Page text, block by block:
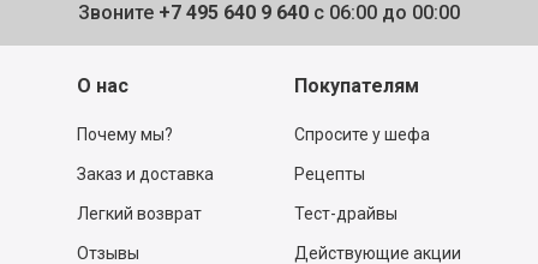
Звоните +7 495 640 9 640 с 06:00 до 00:00
О нас
Почему мы?
Заказ и доставка
Легкий возврат
Отзывы
Покупателям
Спросите у шефа
Рецепты
Тест-драйвы
Действующие акции